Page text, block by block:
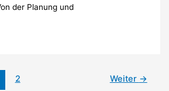
der Planung und
2 Weiter →